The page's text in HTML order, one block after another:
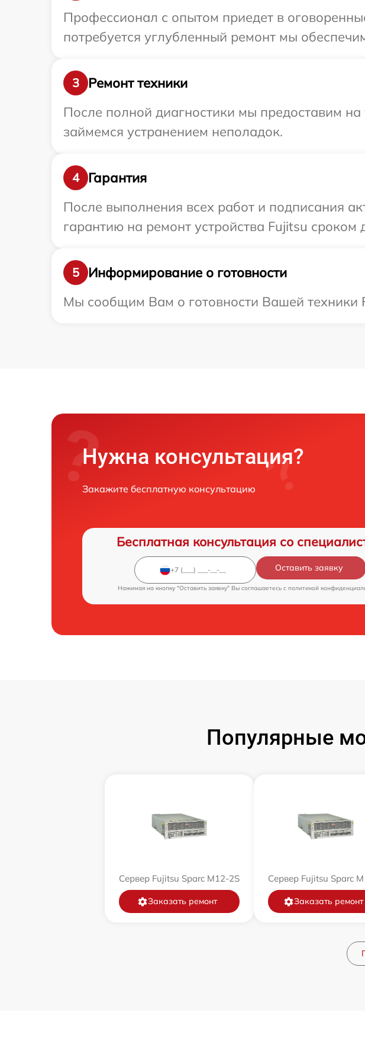
Профессионал с опытом приедет в
потребуется углубленный ремонт мы
3
Ремонт техники
После полной диагностики мы предоставим
займемся устранением неполадок.
4
Гарантия
После выполнения всех работ и подписания
гарантию на ремонт устройства Fujitsu сроком
5
Информирование о готовности
Мы сообщим Вам о готовности Вашей техники
Нужна консультация?
Закажите бесплатную консультацию
Бесплатная консультация со
Оставить заявку
Нажимая на кнопку "Оставить заявку" Вы соглашаетесь c политикой
Популярные
Сервер Fujitsu Sparc M12-2S
Заказать ремонт
Сервер Fujitsu Sparc
Заказать ремонт